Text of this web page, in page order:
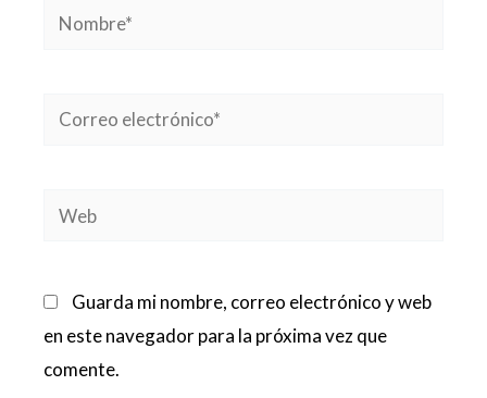
Nombre*
Correo
Web
Guarda mi nombre, correo electrónico y web
en este navegador para la próxima vez que
comente.